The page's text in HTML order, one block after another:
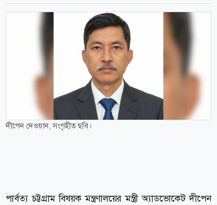
দীপেন দেওয়ান, সংগৃহীত ছবি।
পার্বত্য চট্টগ্রাম বিষয়ক মন্ত্রণালয়ের মন্ত্রী অ্যাডভোকেট দীপেন